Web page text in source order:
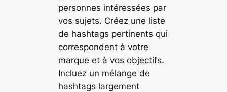
personnes intéressées par
vos sujets. Créez une liste
de hashtags pertinents qui
correspondent à votre
marque et à vos objectifs.
Incluez un mélange de
hashtags largement